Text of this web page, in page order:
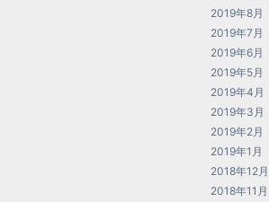
2019年8月
2019年7月
2019年6月
2019年5月
2019年4月
2019年3月
2019年2月
2019年1月
2018年12月
2018年11月